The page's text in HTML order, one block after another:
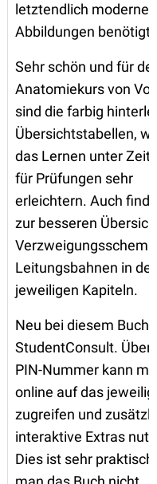
letztendlich
Abbildungen benötigt.
Sehr schön und für
Anatomiekurs von
sind die farbig
Übersichtstabellen,
das Lernen unter
für Prüfungen sehr
erleichtern. Auch
zur besseren
Leitungsbahnen in
jeweiligen Kapiteln.
Neu bei diesem Buch
StudentConsult. Über
PIN-Nummer kann
online auf das
zugreifen und
interaktive Extras
Dies ist sehr